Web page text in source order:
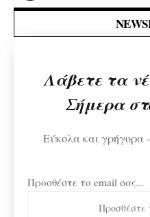
Λάβετε τα
Σήμερα
Εύκολα και γρήγορα
Προσθέστε το email σας...